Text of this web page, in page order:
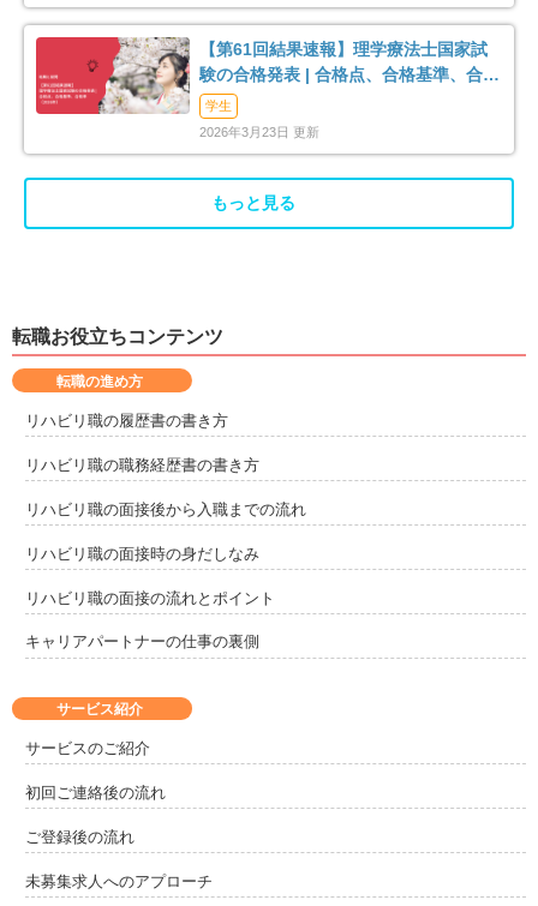
【第61回結果速報】理学療法士国家試
験の合格発表 | 合格点、合格基準、合格
率（2026年）
学生
2026年3月23日 更新
もっと見る
転職お役立ちコンテンツ
サービス紹介
サービスのご紹介
初回ご連絡後の流れ
ご登録後の流れ
未募集求人へのアプローチ
転職の進め方
リハビリ職の履歴書の書き方
リハビリ職の職務経歴書の書き方
リハビリ職の面接後から入職までの流れ
リハビリ職の面接時の身だしなみ
リハビリ職の面接の流れとポイント
キャリアパートナーの仕事の裏側